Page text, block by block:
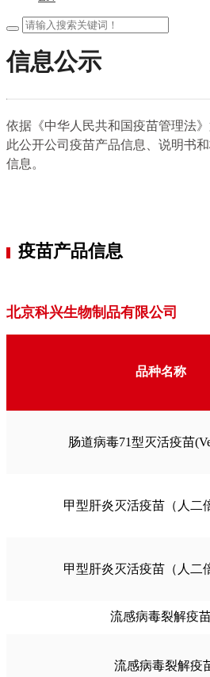
信息公示
依据《中华人民共和国疫苗管理法
此公开公司疫苗产品信息、说明书
信息。
疫苗产品信息
北京科兴生物制品有限公司
品种名称
肠道病毒71型灭活疫苗
甲型肝炎灭活疫苗（人二
甲型肝炎灭活疫苗（人二
流感病毒裂解疫
流感病毒裂解疫